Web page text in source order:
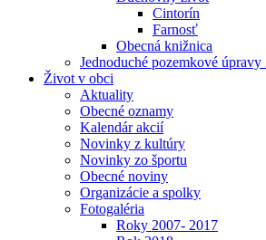
Cintorín
Farnosť
Obecná knižnica
Jednoduché pozemkové úpravy
Život v obci
Aktuality
Obecné oznamy
Kalendár akcií
Novinky z kultúry
Novinky zo športu
Obecné noviny
Organizácie a spolky
Fotogaléria
Roky 2007- 2017